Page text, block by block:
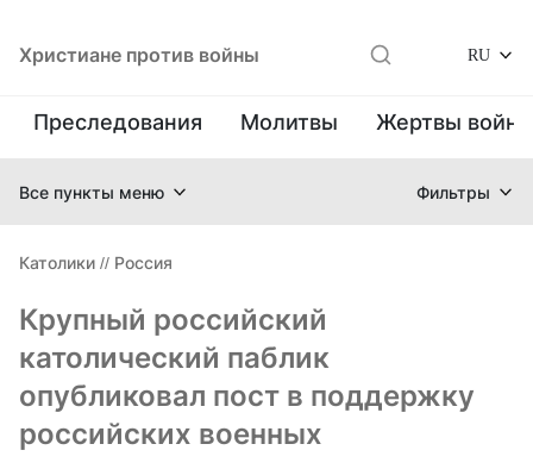
Христиане против войны RU
Преследования Молитвы Жертвы
Все пункты меню Фильтры
Католики // Россия
Крупный российский
католический паблик
опубликовал пост в поддержку
российских военных